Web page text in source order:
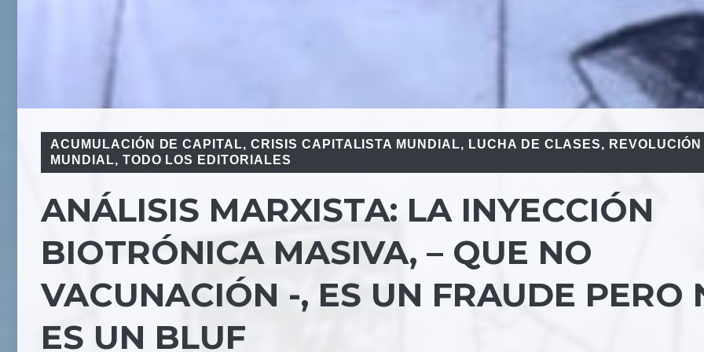
ACUMULACIÓN DE CAPITAL,CRISIS CAPITALISTA MUNDIAL, LUCHA DE CLASES, REVOLUCIÓN
MUNDIAL, TODO LOS EDITORIALES
ANÁLISIS MARXISTA: LA INYECCIÓN
BIOTRÓNICA MASIVA, – QUE NO
VACUNACIÓN -, ES UN FRAUDE PERO
ES UN BLUF